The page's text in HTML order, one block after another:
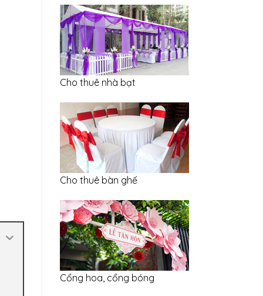
Cho thuê nhà bạt
Cho thuê bàn ghế
Cổng hoa, cổng bóng